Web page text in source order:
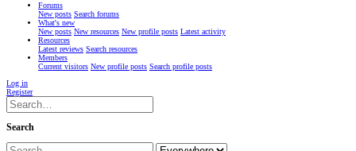
Forums
New posts Search forums
What's new
New posts New resources New profile posts Latest activity
Resources
Latest reviews Search resources
Members
Current visitors New profile posts Search profile posts
Log in
Register
Search